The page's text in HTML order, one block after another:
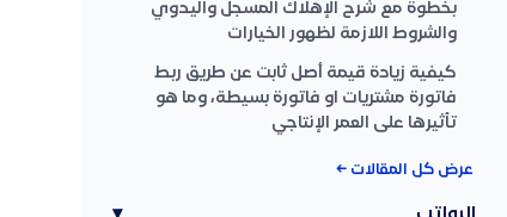
بخطوة مع شرح الإهلاك المسجل واليدوي
والشروط اللازمة لظهور الخيارات
كيفية زيادة قيمة أصل ثابت عن طريق ربط
فاتورة مشتريات او فاتورة بسيطة، وما هو
تأثيرها على العمر الإنتاجي
عرض كل المقالات ←